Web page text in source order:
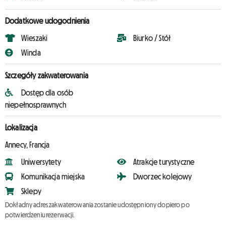
Dodatkowe udogodnienia
Wieszaki
Winda
Biurko / Stół
Szczegóły zakwaterowania
Dostęp dla osób
niepełnosprawnych
Lokalizacja
Annecy, Francja
Uniwersytety
Komunikacja miejska
Sklepy
Atrakcje turystyczne
Dworzec kolejowy
Dokładny adres zakwaterowania zostanie udostępniony dopiero po
potwierdzeniu rezerwacji.